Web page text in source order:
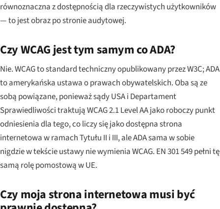
równoznaczna z dostępnością dla rzeczywistych użytkowników
— to jest obraz po stronie audytowej.
Czy WCAG jest tym samym co ADA?
Nie. WCAG to standard techniczny opublikowany przez W3C; ADA
to amerykańska ustawa o prawach obywatelskich. Oba są ze
sobą powiązane, ponieważ sądy USA i Departament
Sprawiedliwości traktują WCAG 2.1 Level AA jako roboczy punkt
odniesienia dla tego, co liczy się jako dostępna strona
internetowa w ramach Tytułu II i III, ale ADA sama w sobie
nigdzie w tekście ustawy nie wymienia WCAG. EN 301 549 pełni tę
samą rolę pomostową w UE.
Czy moja strona internetowa musi być